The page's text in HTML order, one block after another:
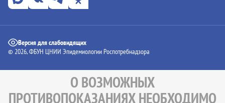
© 2026, ФБУН ЦНИИ Эпидемиологии Роспотребнадзора
Версия для слабовидящих
О ВОЗМОЖНЫХ
ПРОТИВОПОКАЗАНИЯХ НЕОБХОДИМО